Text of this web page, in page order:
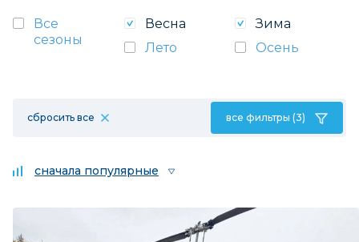
Все
сезоны
Весна
Зима
Лето
Осень
сбросить все все фильтры (3)
сначала популярные